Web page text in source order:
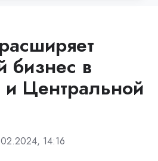
бизнес в
и Центральной
14:16